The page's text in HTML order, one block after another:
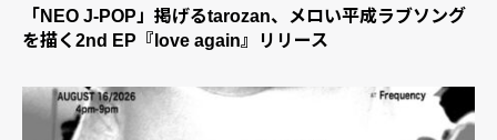
「NEO J-POP」掲げるtarozan、メロい平成ラブソング
を描く2nd EP『love again』リリース